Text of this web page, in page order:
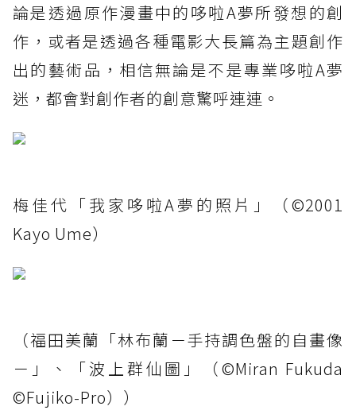
論是透過原作漫畫中的哆啦A夢所發想的創
作，或者是透過各種電影大長篇為主題創作
出的藝術品，相信無論是不是專業哆啦A夢
迷，都會對創作者的創意驚呼連連。
梅佳代「我家哆啦A夢的照片」（©2001
Kayo Ume）
（福田美蘭「林布蘭－手持調色盤的自畫像
－」、「波上群仙圖」（©Miran Fukuda
©Fujiko-Pro））